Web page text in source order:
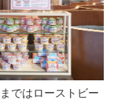
ではローストビー